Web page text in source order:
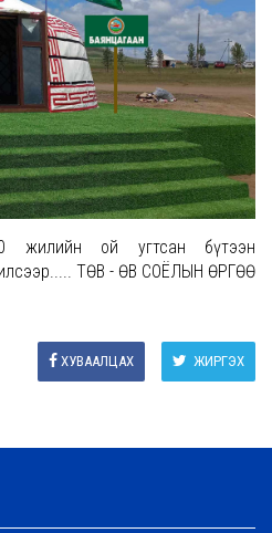
жилийн ой угтсан бүтээн
ТӨВ - ӨВ СОЁЛЫН ӨРГӨӨ
ЖИРГЭХ
ХУВААЛЦАХ